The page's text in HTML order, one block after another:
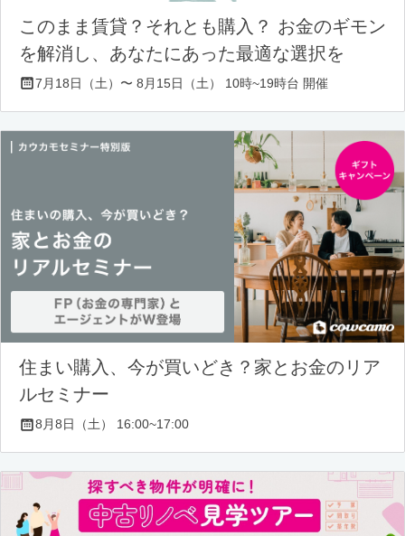
このまま賃貸？それとも購入？ お金のギモン
を解消し、あなたにあった最適な選択を
7月18日（土）〜 8月15日（土） 10時~19時台 開催
住まい購入、今が買いどき？家とお金のリア
ルセミナー
8月8日（土） 16:00~17:00